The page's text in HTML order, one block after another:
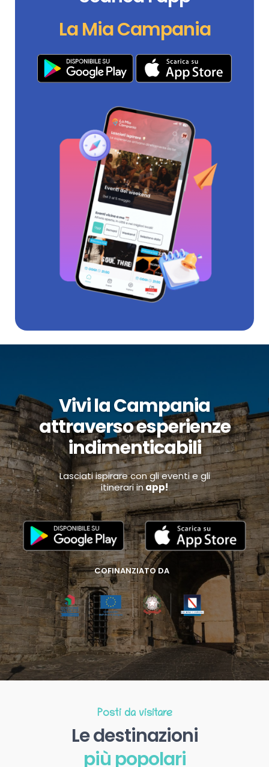
La Mia Campania
Vivi la Campania
attraverso esperienze
indimenticabili
Lasciati ispirare con gli eventi e gli
itinerari inapp!
COFINANZIATO DA
Posti da visitare
Le destinazioni
più popolari